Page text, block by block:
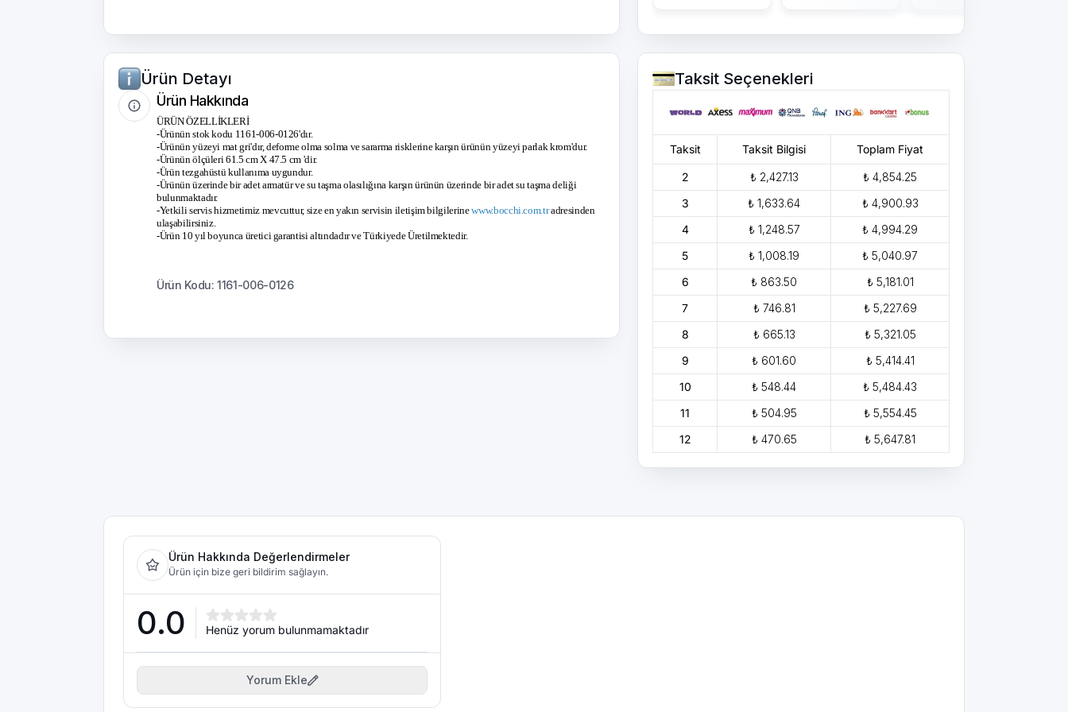
Ürün Detayı
Ürün Hakkında
ÜRÜN ÖZELLİKLERİ
-Ürünün stok kodu 1161-006-0126'dır.
-Ürünün yüzeyi mat gri'dır, deforme olma solma ve sararma risklerine karşın ürünün yüzeyi parlak krom'dur.
-Ürünün ölçüleri 61.5 cm X 47.5 cm 'dir.
-Ürün tezgahüstü kullanıma uygundur.
-Ürünün üzerinde bir adet armatür ve su taşma olasılığına karşın ürünün üzerinde bir adet su taşma deliği
bulunmaktadır.
-Yetkili servis hizmetimiz mevcuttur, size en yakın servisin iletişim bilgilerinewww.bocchi.com.tradresinden
ulaşabilirsiniz.
-Ürün 10 yıl boyunca üretici garantisi altındadır ve Türkiyede Üretilmektedir.
Ürün Kodu: 1161-006-0126
Taksit Seçenekleri
Taksit Taksit Bilgisi Toplam Fiyat
2 ₺ 2,427.13
₺ 4,854.25
3
₺ 1,633.64
₺ 4,900.93
4
₺ 1,248.57
₺ 4,994.29
5
₺ 1,008.19
₺ 5,040.97
6
₺ 863.50
₺ 5,181.01
7
₺ 746.81
₺ 5,227.69
8
₺ 665.13
₺ 5,321.05
9
₺ 601.60
₺ 5,414.41
10
₺ 548.44
₺ 5,484.43
11
₺ 504.95
₺ 5,554.45
12
₺ 470.65 ₺ 5,647.81
Ürün Hakkında Değerlendirmeler
Ürün için bize geri bildirim sağlayın.
0.0 Henüz yorum bulunmamaktadır
Yorum Ekle